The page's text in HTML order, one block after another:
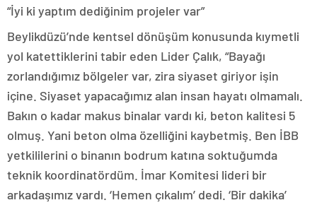
“İyi ki yaptım dediğinim projeler var”
Beylikdüzü’nde kentsel dönüşüm konusunda kıymetli
yol katettiklerini tabir eden Lider Çalık, “Bayağı
zorlandığımız bölgeler var, zira siyaset giriyor işin
içine. Siyaset yapacağımız alan insan hayatı olmamalı.
Bakın o kadar makus binalar vardı ki, beton kalitesi 5
olmuş. Yani beton olma özelliğini kaybetmiş. Ben İBB
yetkililerini o binanın bodrum katına soktuğumda
teknik koordinatördüm. İmar Komitesi lideri bir
arkadaşımız vardı. ‘Hemen çıkalım’ dedi. ‘Bir dakika’